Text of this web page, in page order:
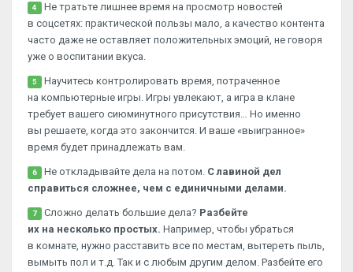
4
Не тратьте лишнее время на просмотр новостей
в соцсетях: практической пользы мало, а качество контента
часто даже не оставляет положительных эмоций, не говоря
уже о воспитании вкуса.
5
Научитесь контролировать время, потраченное
на компьютерные игры. Игры увлекают, а игра в клане
требует вашего сиюминутного присутствия… Но именно
вы решаете, когда это закончится. И ваше «выигранное»
время будет принадлежать вам.
6 Не откладывайте дела на потом. С лавиной дел
справиться сложнее, чем с единичными делами.
7 Сложно делать большие дела? Разбейте
их на несколько простых. Например, чтобы убраться
в комнате, нужно расставить все по местам, вытереть пыль,
вымыть пол и т.д. Так и с любым другим делом. Разбейте его